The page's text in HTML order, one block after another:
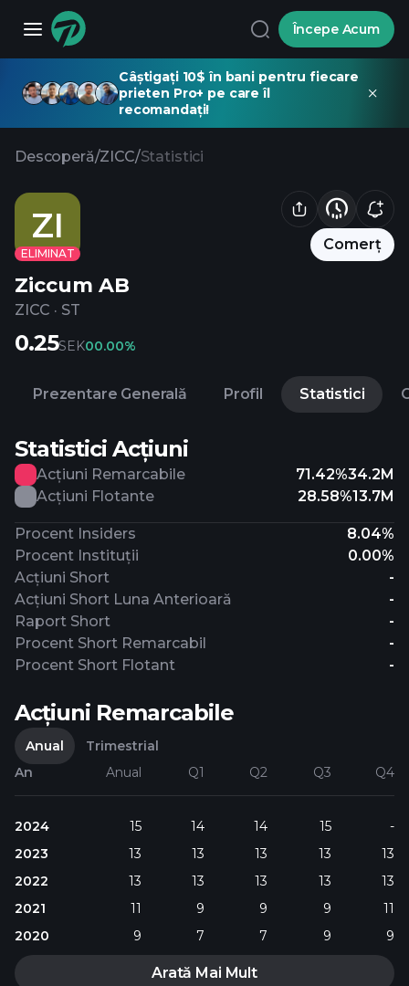
Începe Acum
Câștigați 10$ în bani pentru fiecare
prieten Pro+ pe care îl
recomandați!
Descoperă/ZICC/Statistici
ZI
ELIMINAT
Comerț
Ziccum AB
ZICC · ST
0.25SEK00.00%
Prezentare Generală Profil Statistici
Statistici Acțiuni
Acțiuni Remarcabile 71.42%34.2M
Acțiuni Flotante
28.58%13.7M
Procent Insiders
8.04%
Procent Instituții
0.00%
Acțiuni Short
-
Acțiuni Short Luna Anterioară
-
Raport Short
-
Procent Short Remarcabil
-
Procent Short Flotant
-
Acțiuni Remarcabile
Anual
Trimestrial
An
Anual Q1 Q2 Q3 Q4
2024 15 14 14 15
-
2023
13 13 13 13
13
2022
13 13 13 13
13
2021
11 9 9 9
11
2020
9 7 7 9 9
Arată Mai Mult